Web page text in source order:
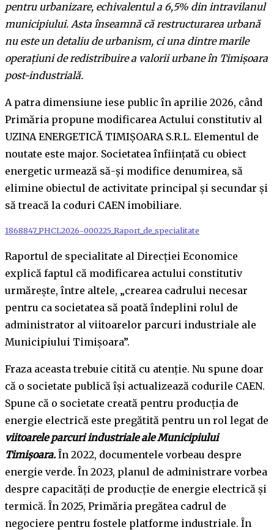
pentru urbanizare, echivalentul a 6,5% din intravilanul
municipiului. Asta înseamnă că restructurarea urbană
nu este un detaliu de urbanism, ci una dintre marile
operațiuni de redistribuire a valorii urbane în Timișoara
post-industrială.
A patra dimensiune iese public în aprilie 2026, când
Primăria propune modificarea Actului constitutiv al
UZINA ENERGETICĂ TIMIȘOARA S.R.L. Elementul de
noutate este major. Societatea înființată cu obiect
energetic urmează să-și modifice denumirea, să
elimine obiectul de activitate principal și secundar și
să treacă la coduri CAEN imobiliare.
1868847_PHCL2026-000225_Raport_de_specialitate
Raportul de specialitate al Direcției Economice
explică faptul că modificarea actului constitutiv
urmărește, între altele, „crearea cadrului necesar
pentru ca societatea să poată îndeplini rolul de
administrator al viitoarelor parcuri industriale ale
Municipiului Timișoara”.
Fraza aceasta trebuie citită cu atenție. Nu spune doar
că o societate publică își actualizează codurile CAEN.
Spune că o societate creată pentru producția de
energie electrică este pregătită pentru un rol legat de
viitoarele parcuri industriale ale Municipiului
Timișoara. În 2022, documentele vorbeau despre
energie verde. În 2023, planul de administrare vorbea
despre capacități de producție de energie electrică și
termică. În 2025, Primăria pregătea cadrul de
negociere pentru fostele platforme industriale. În